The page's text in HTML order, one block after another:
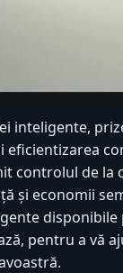
inteligente,
eficientizarea
controlul de la
și economii
pentru a vă